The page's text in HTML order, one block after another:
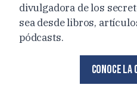
divulgadora de los
sea desde libros,
pódcasts.
Conoce